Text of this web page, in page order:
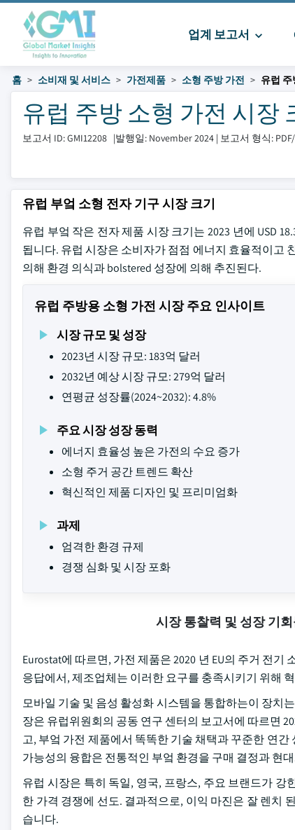
업계 보고서
홈 소비재 및 서비스 가전제품 소형 주방 가전 유럽
유럽 ​​주방 소형 가전 시장
보고서 ID: GMI12208 |발행일: November 2024 | 보고서 형식:
유럽 부엌 소형 전자 기구 시장 크기
유럽 부엌 작은 전자 제품 시장 크기는 2023 년에 USD
됩니다. 유럽 시장은 소비자가 점점 에너지 효율적이고
의해 환경 의식과 bolstered 성장에 의해 추진된다.
유럽 주방용 소형 가전 시장 주요 인사이트
시장 규모 및 성장
2023년 시장 규모: 183억 달러
2032년 예상 시장 규모: 279억 달러
연평균 성장률(2024~2032): 4.8%
주요 시장 성장 동력
에너지 효율성 높은 가전의 수요 증가
소형 주거 공간 트렌드 확산
혁신적인 제품 디자인 및 프리미엄화
과제
엄격한 환경 규제
경쟁 심화 및 시장 포화
시장 통찰력 및 성장 기
Eurostat에 따르면, 가전 제품은 2020 년 EU의 주거 전
응답에서, 제조업체는 이러한 요구를 충족시키기 위해
모바일 기술 및 음성 활성화 시스템을 통합하는이 장치
장은 유럽위원회의 공동 연구 센터의 보고서에 따르면
고, 부엌 가전 제품에서 똑똑한 기술 채택과 꾸준한 연
가능성의 융합은 전통적인 부엌 환경을 구매 결정과 현
유럽 시장은 특히 독일, 영국, 프랑스, 주요 브랜드가
한 가격 경쟁에 선도. 결과적으로, 이익 마진은 잘 렌치
습니다.